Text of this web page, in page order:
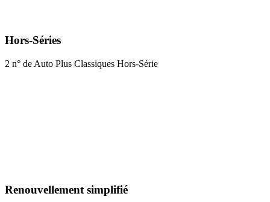
Hors-Séries
2 n° de Auto Plus Classiques Hors-Série
Renouvellement simplifié